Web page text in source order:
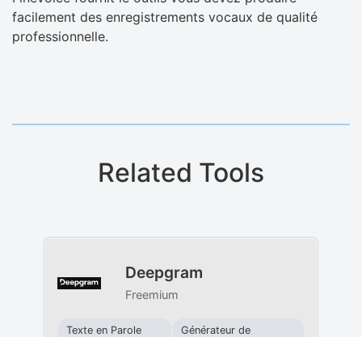
facilement des enregistrements vocaux de qualité
professionnelle.
Related Tools
Deepgram
Freemium
Texte en Parole
Générateur de